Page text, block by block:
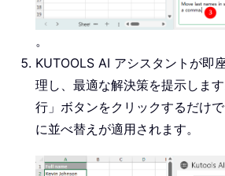
。
KUTOOLS AI アシスタントが即
理し、最適な解決策を提示しま
行」ボタンをクリックするだけ
に並べ替えが適用されます。